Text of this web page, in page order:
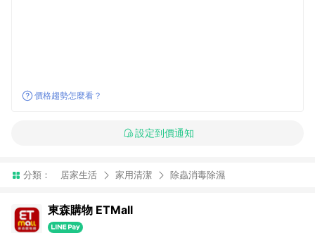
價格趨勢怎麼看？
設定到價通知
分類： 居家生活 家用清潔 除蟲消毒除濕
東森購物 ETMall